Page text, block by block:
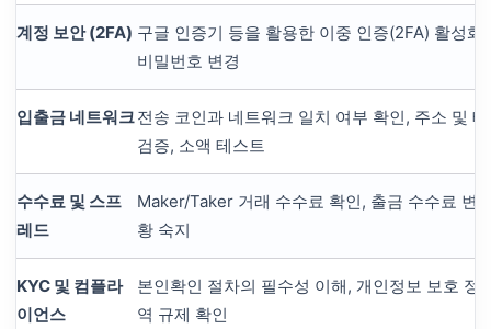
계정 보안 (2FA) 구글 인증기 등을 활용한 이중 인증(2FA) 활성화
비밀번호 변경
입출금 네트워크전송 코인과 네트워크 일치 여부 확인, 주소 및
검증, 소액 테스트
수수료 및 스프
레드
Maker/Taker 거래 수수료 확인, 출금 수수료 변
황 숙지
KYC 및 컴플라
이언스
본인확인 절차의 필수성 이해, 개인정보 보호 정
역 규제 확인